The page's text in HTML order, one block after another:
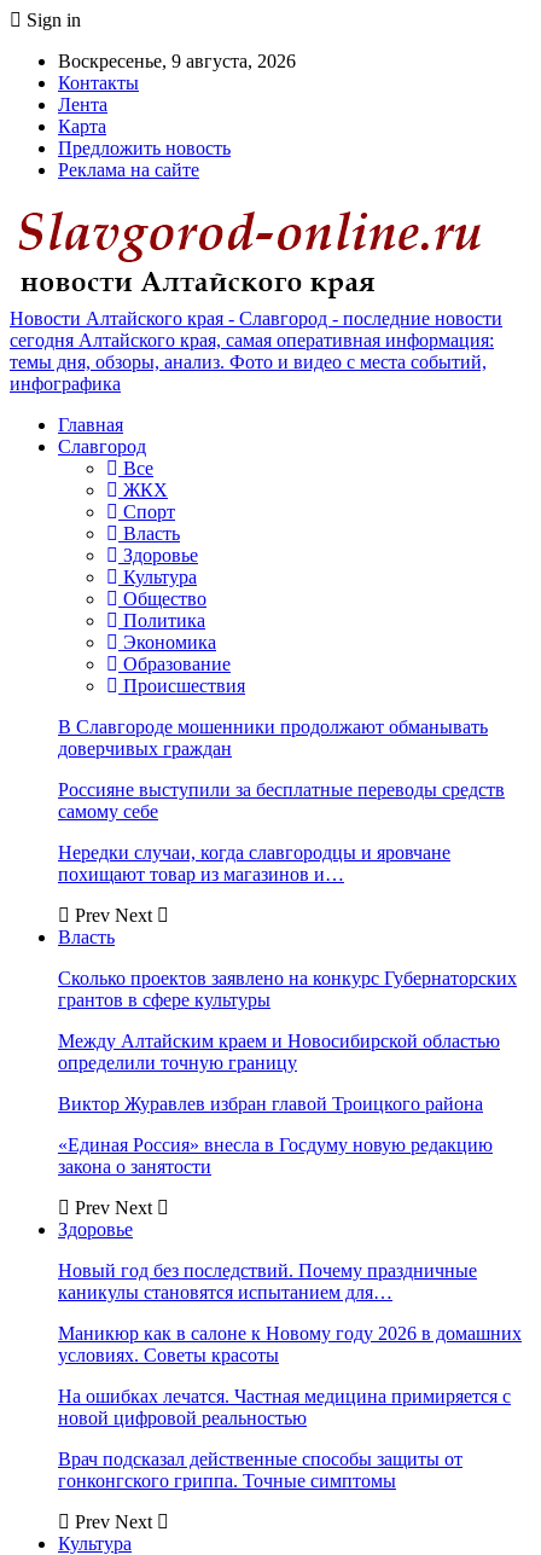
Sign in
Воскресенье, 9 августа, 2026
Контакты
Лента
Карта
Предложить новость
Реклама на сайте
Новости Алтайского края - Славгород - последние новости
сегодня Алтайского края, самая оперативная информация:
темы дня, обзоры, анализ. Фото и видео с места событий,
инфографика
Главная
Славгород
Все
ЖКХ
Спорт
Власть
Здоровье
Культура
Общество
Политика
Экономика
Образование
Происшествия
В Славгороде мошенники продолжают обманывать
доверчивых граждан
Россияне выступили за бесплатные переводы средств
самому себе
Нередки случаи, когда славгородцы и яровчане
похищают товар из магазинов и…
Prev Next
Власть
Сколько проектов заявлено на конкурс Губернаторских
грантов в сфере культуры
Между Алтайским краем и Новосибирской областью
определили точную границу
Виктор Журавлев избран главой Троицкого района
«Единая Россия» внесла в Госдуму новую редакцию
закона о занятости
Prev Next
Здоровье
Новый год без последствий. Почему праздничные
каникулы становятся испытанием для…
Маникюр как в салоне к Новому году 2026 в домашних
условиях. Советы красоты
На ошибках лечатся. Частная медицина примиряется с
новой цифровой реальностью
Врач подсказал действенные способы защиты от
гонконгского гриппа. Точные симптомы
Prev Next
Культура